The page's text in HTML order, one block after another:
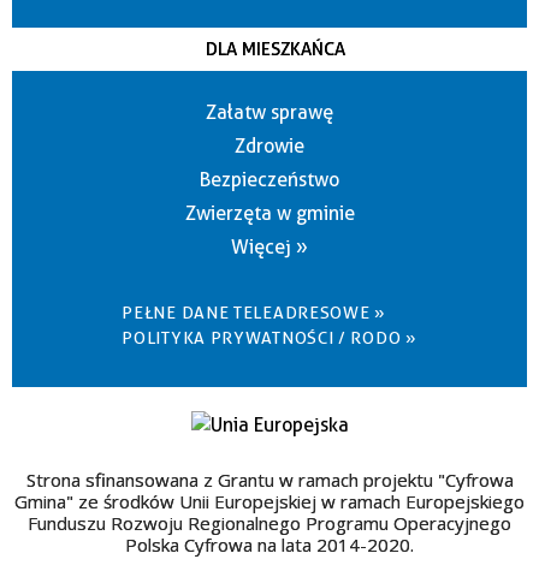
DLA MIESZKAŃCA
Załatw sprawę
Zdrowie
Bezpieczeństwo
Zwierzęta w gminie
Więcej »
PEŁNE DANE TELEADRESOWE »
POLITYKA PRYWATNOŚCI / RODO »
Strona sfinansowana z Grantu w ramach projektu "Cyfrowa
Gmina" ze środków Unii Europejskiej w ramach Europejskiego
Funduszu Rozwoju Regionalnego Programu Operacyjnego
Polska Cyfrowa na lata 2014-2020.